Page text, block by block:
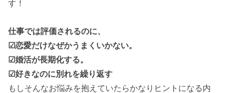
す！
仕事では評価されるのに、
☑恋愛だけなぜかうまくいかない。
☑婚活が長期化する。
☑好きなのに別れを繰り返す
もしそんなお悩みを抱えていたらかなりヒントになる内